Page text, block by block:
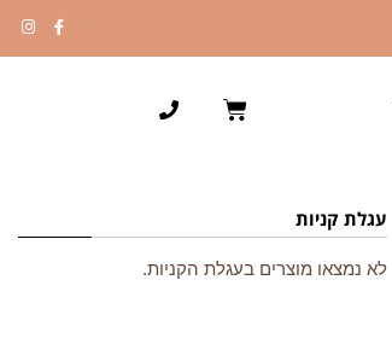
עגלת קניות
לא נמצאו מוצרים בעגלת הקניות.